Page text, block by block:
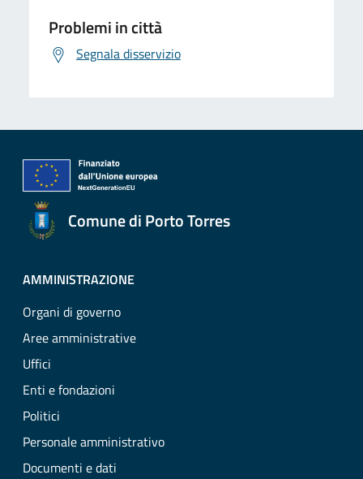
Problemi in città
Segnala disservizio
Comune di Porto Torres
AMMINISTRAZIONE
Organi di governo
Aree amministrative
Uffici
Enti e fondazioni
Politici
Personale amministrativo
Documenti e dati